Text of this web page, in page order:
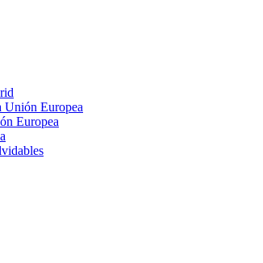
Unión Europea
Europea